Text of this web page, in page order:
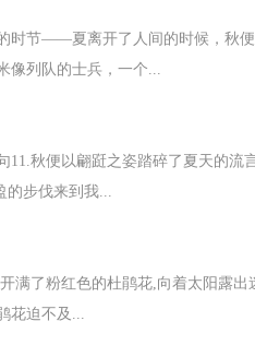
时节——夏离开了人间的时候，秋
像列队的士兵，一个...
11.秋便以翩跹之姿踏碎了夏天的
的步伐来到我...
满了粉红色的杜鹃花,向着太阳露
花迫不及...